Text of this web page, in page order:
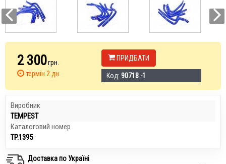
2 300грн.
термін 2 дн.
ПРИДБАТИ
Код: 90718 -1
Виробник
TEMPEST
Каталоговий номер
TP.1395
Доставка по Україні